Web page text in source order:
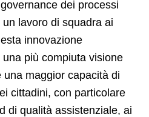
dei processi
lavoro di squadra ai
innovazione
più compiuta visione
una maggior capacità di
cittadini, con particolare
di qualità assistenziale, ai